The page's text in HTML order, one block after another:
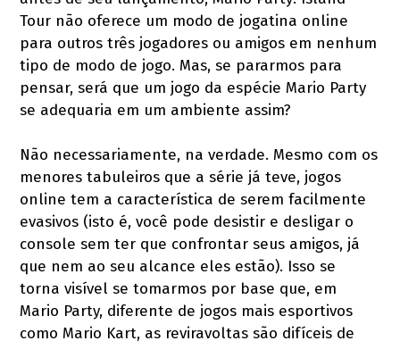
Tour não oferece um modo de jogatina online
para outros três jogadores ou amigos em nenhum
tipo de modo de jogo. Mas, se pararmos para
pensar, será que um jogo da espécie Mario Party
se adequaria em um ambiente assim?
Não necessariamente, na verdade. Mesmo com os
menores tabuleiros que a série já teve, jogos
online tem a característica de serem facilmente
evasivos (isto é, você pode desistir e desligar o
console sem ter que confrontar seus amigos, já
que nem ao seu alcance eles estão). Isso se
torna visível se tomarmos por base que, em
Mario Party, diferente de jogos mais esportivos
como Mario Kart, as reviravoltas são difíceis de